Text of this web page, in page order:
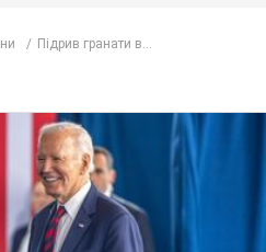
Підрив гранати в...